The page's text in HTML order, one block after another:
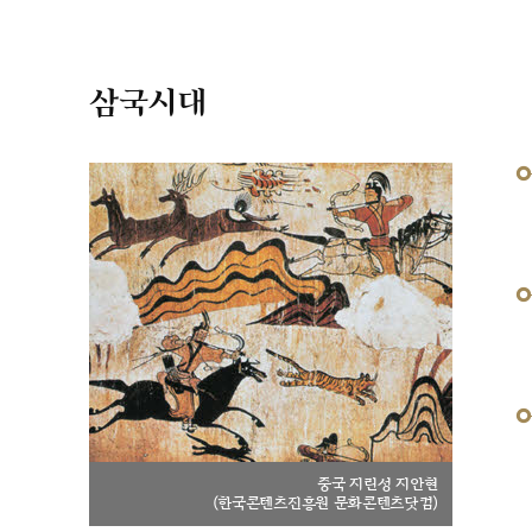
삼국시대
중국 지린성 지안현
(한국콘텐츠진흥원 문화콘텐츠닷컴)